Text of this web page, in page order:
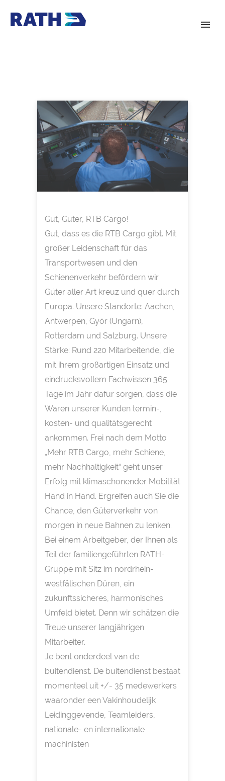
Gut, Güter, RTB Cargo!
Gut, dass es die RTB Cargo gibt. Mit
großer Leidenschaft für das
Transportwesen und den
Schienenverkehr befördern wir
Güter aller Art kreuz und quer durch
Europa. Unsere Standorte: Aachen,
Antwerpen, Györ (Ungarn),
Rotterdam und Salzburg. Unsere
Stärke: Rund 220 Mitarbeitende, die
mit ihrem großartigen Einsatz und
eindrucksvollem Fachwissen 365
Tage im Jahr dafür sorgen, dass die
Waren unserer Kunden termin-,
kosten- und qualitätsgerecht
ankommen. Frei nach dem Motto
„Mehr RTB Cargo, mehr Schiene,
mehr Nachhaltigkeit“ geht unser
Erfolg mit klimaschonender Mobilität
Hand in Hand. Ergreifen auch Sie die
Chance, den Güterverkehr von
morgen in neue Bahnen zu lenken.
Bei einem Arbeitgeber, der Ihnen als
Teil der familiengeführten RATH-
Gruppe mit Sitz im nordrhein-
westfälischen Düren, ein
zukunftssicheres, harmonisches
Umfeld bietet. Denn wir schätzen die
Treue unserer langjährigen
Mitarbeiter.
Je bent onderdeel van de
buitendienst. De buitendienst bestaat
momenteel uit +/- 35 medewerkers
waaronder een Vakinhoudelijk
Leidinggevende, Teamleiders,
nationale- en internationale
machinisten